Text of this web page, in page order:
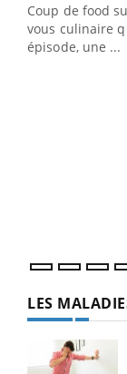
Coup de food
vous culinaire
épisode, une ...
LES